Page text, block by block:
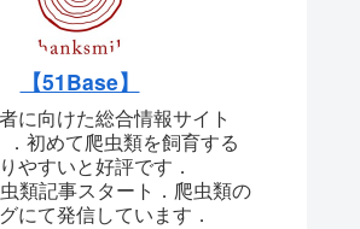
【51Base】
に向けた総合情報サイト
．初めて爬虫類を飼育する
やすいと好評です．
類記事スタート．爬虫類の
にて発信しています．